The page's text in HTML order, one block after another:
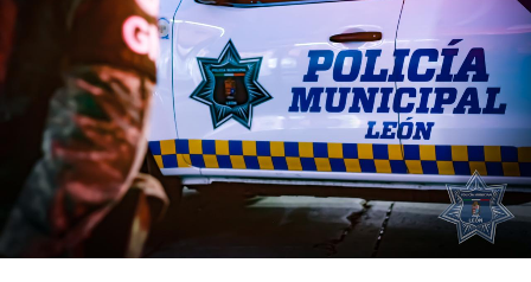
de Cervantes Saavedra.
Las unidades se movilizaron al sitio y, con el seguimiento
coordinado entre la videovigilancia y los policías en
campo, localizaron la motocicleta en el cruce con el
bulevar Cereza.
Los oficiales le cerraron el paso al conductor y le
solicitaron descender de la unidad. Conforme a
protocolo, se realizó una inspección, en la que fueron